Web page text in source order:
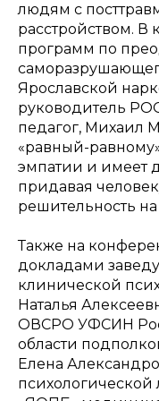
людям с
расстройством. В
программ по
Ярославской
руководитель
педагог, Михаил
«равный-
эмпатии и имеет
придавая
решительность
Также на
докладами
клинической
Наталья
ОВСРО УФСИН
области
Елена